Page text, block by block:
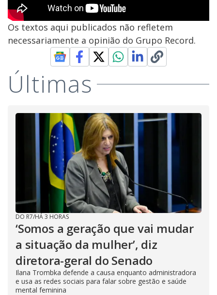
Os textos aqui publicados não refletem
necessariamente a opinião do Grupo Record.
Últimas
DO R7/HÁ 3 HORAS
‘Somos a geração que vai mudar
a situação da mulher’, diz
diretora-geral do Senado
Ilana Trombka defende a causa enquanto administradora
e usa as redes sociais para falar sobre gestão e saúde
mental feminina